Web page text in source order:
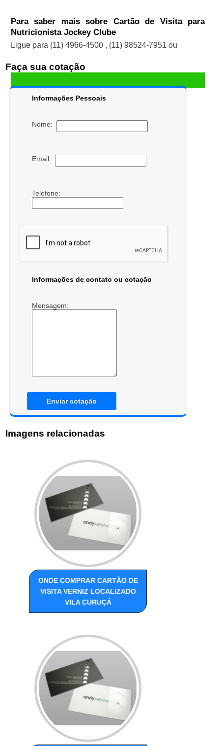
Para saber mais sobre Cartão de Visita para
Nutricionista Jockey Clube
Ligue para (11) 4966-4500 , (11) 98524-7951 ou
Faça sua cotação
Informações Pessoais
Nome:
Email:
Telefone:
Informações de contato ou cotação
Mensagem:
Enviar cotação
Imagens relacionadas
ONDE COMPRAR CARTÃO DE
VISITA VERNIZ LOCALIZADO
VILA CURUÇÁ